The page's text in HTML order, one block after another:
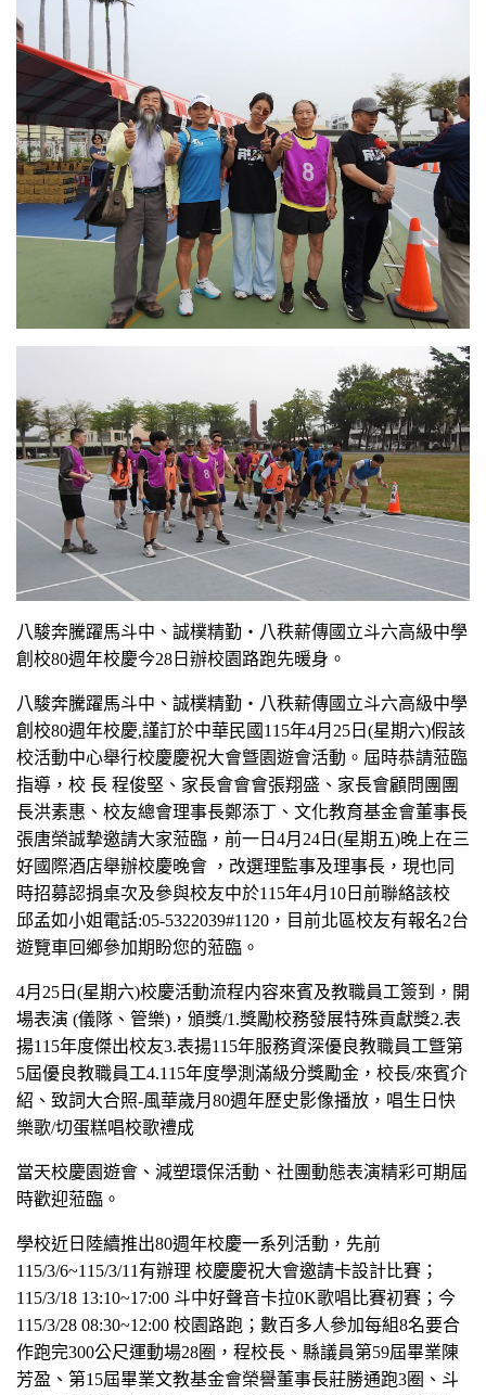
八駿奔騰躍馬斗中、誠樸精勤・八秩薪傳國立斗六高級中學
創校80週年校慶今28日辦校園路跑先暖身。
八駿奔騰躍馬斗中、誠樸精勤・八秩薪傳國立斗六高級中學
創校80週年校慶,謹訂於中華民國115年4月25日(星期六)假該
校活動中心舉行校慶慶祝大會曁園遊會活動。屆時恭請蒞臨
指導，校 長 程俊堅、家長會會會張翔盛、家長會顧問團團
長洪素惠、校友總會理事長鄭添丁、文化教育基金會董事長
張唐榮誠摯邀請大家蒞臨，前一日4月24日(星期五)晚上在三
好國際酒店舉辦校慶晚會 ，改選理監事及理事長，現也同
時招募認捐桌次及參與校友中於115年4月10日前聯絡該校
邱孟如小姐電話:05-5322039#1120，目前北區校友有報名2台
遊覽車回鄉參加期盼您的蒞臨。
4月25日(星期六)校慶活動流程内容來賓及教職員工簽到，開
場表演 (儀隊、管樂)，頒獎/1.獎勵校務發展特殊貢獻獎2.表
揚115年度傑出校友3.表揚115年服務資深優良教職員工曁第
5屆優良教職員工4.115年度學測滿級分獎勵金，校長/來賓介
紹、致詞大合照-風華歲月80週年歷史影像播放，唱生日快
樂歌/切蛋糕唱校歌禮成
當天校慶園遊會、減塑環保活動、社團動態表演精彩可期屆
時歡迎蒞臨。
學校近日陸續推出80週年校慶一系列活動，先前
115/3/6~115/3/11有辦理 校慶慶祝大會邀請卡設計比賽；
115/3/18 13:10~17:00 斗中好聲音卡拉0K歌唱比賽初賽；今
115/3/28 08:30~12:00 校園路跑；數百多人參加每組8名要合
作跑完300公尺運動場28圈，程校長、縣議員第59屆畢業陳
芳盈、第15屆畢業文教基金會榮譽董事長莊勝通跑3圈、斗